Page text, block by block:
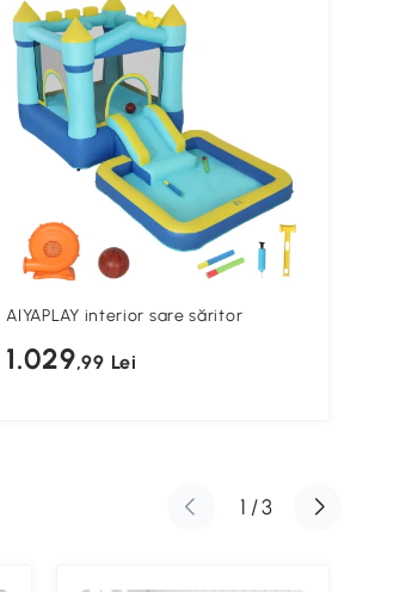
AIYAPLAY interior sare săritor
1.029,99 Lei
1 /3